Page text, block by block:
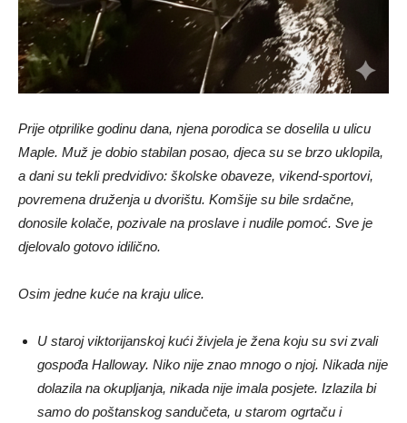
Prije otprilike godinu dana, njena porodica se doselila u ulicu
Maple. Muž je dobio stabilan posao, djeca su se brzo uklopila,
a dani su tekli predvidivo: školske obaveze, vikend-sportovi,
povremena druženja u dvorištu. Komšije su bile srdačne,
donosile kolače, pozivale na proslave i nudile pomoć. Sve je
djelovalo gotovo idilično.
Osim jedne kuće na kraju ulice.
U staroj viktorijanskoj kući živjela je žena koju su svi zvali
gospođa Halloway. Niko nije znao mnogo o njoj. Nikada nije
dolazila na okupljanja, nikada nije imala posjete. Izlazila bi
samo do poštanskog sandučeta, u starom ogrtaču i